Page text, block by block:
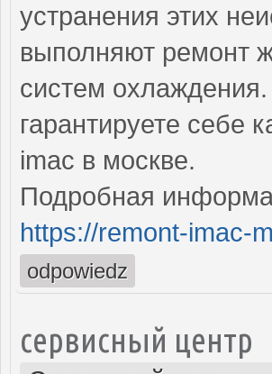
устранения этих
выполняют ремонт
систем
гарантируете себе
imac в москве.
Подробная
https://remont-imac-
odpowiedz
сервисный центр